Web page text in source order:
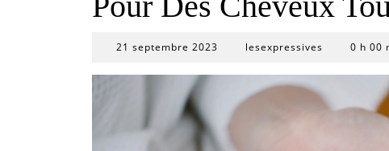
21 septembre 2023
2023
lesexpressives 0 h 00